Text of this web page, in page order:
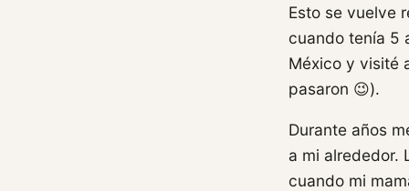
Esto se vuelve
cuando tenía 5
México y visité
pasaron 😉).
Durante años
a mi alrededor.
cuando mi